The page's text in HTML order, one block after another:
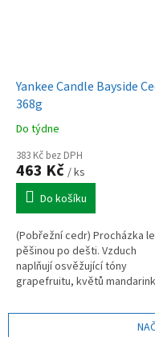
Yankee Candle Bayside
368g
Do týdne
383 Kč bez DPH
463 Kč / ks
Do košíku
(Pobřežní cedr) Procházka
pěšinou po dešti. Vzduch
naplňují osvěžující tóny
grapefruitu, květů